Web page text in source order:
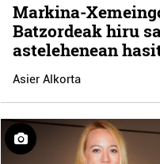
Markina-
Batzordeak hiru
astelehenean
Asier Alkorta